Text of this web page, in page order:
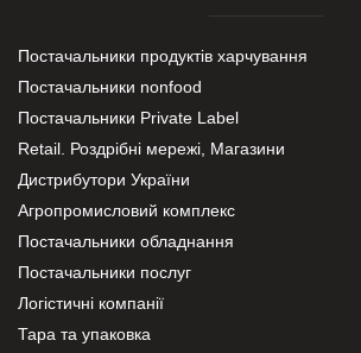
Постачальники продуктів харчування
Постачальники nonfood
Постачальники Private Label
Retail. Роздрібні мережі, Магазини
Дистрибутори України
Агропромисловий комплекс
Постачальники обладнання
Постачальники послуг
Логістичні компанії
Тара та упаковка